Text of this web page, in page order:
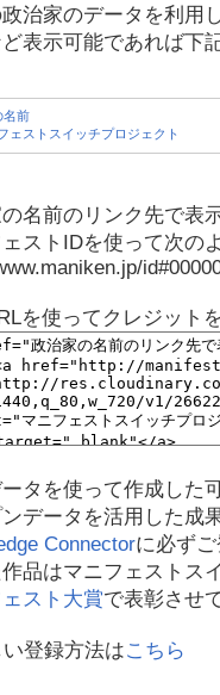
治家のデータを利用
表示可能であれば下
名前
名前のリンク先で表
ストIDを使って次の
を使ってクレジット
タを使って作成した
データを活用した成
Connectorに必ずご
品はマニフェストス
スト大賞で表彰させ
登録方法はこちら